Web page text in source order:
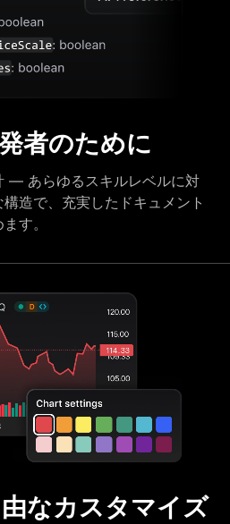
者のために
— あらゆるスキルレベルに対
造で、充実したドキュメント
す。
なカスタマイズ